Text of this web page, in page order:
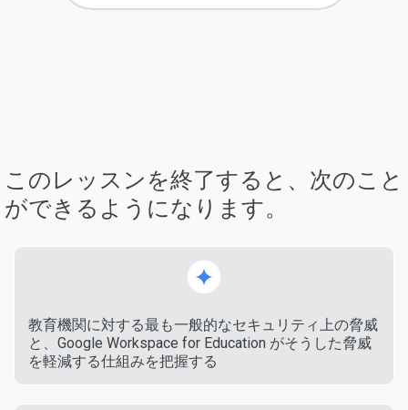
このレッスンを終了すると、次のこと
ができるようになります。
教育機関に対する最も一般的なセキュリティ上の脅威
と、Google Workspace for Education がそうした脅威
を軽減する仕組みを把握する